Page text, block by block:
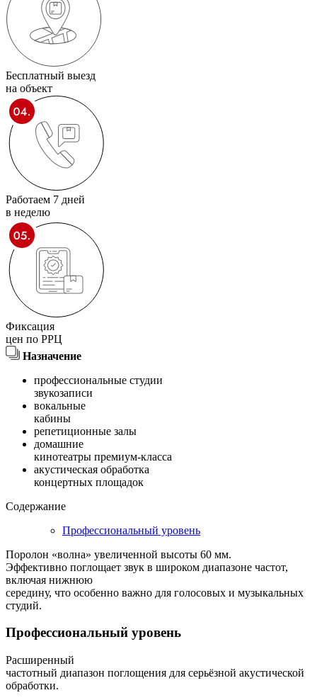
Бесплатный выезд
на объект
Работаем 7 дней
в неделю
Фиксация
цен по РРЦ
Назначение
профессиональные студии
звукозаписи
вокальные
кабины
репетиционные залы
домашние
кинотеатры премиум-класса
акустическая обработка
концертных площадок
Содержание
Профессиональный уровень
Поролон «волна» увеличенной высоты 60 мм.
Эффективно поглощает звук в широком диапазоне частот,
включая нижнюю
середину, что особенно важно для голосовых и музыкальных
студий.
Профессиональный уровень
Расширенный
частотный диапазон поглощения для серьёзной акустической
обработки.